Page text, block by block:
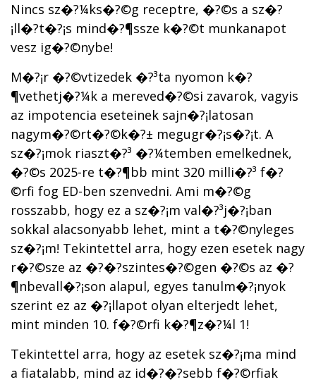
Nincs sz�?¼ks�?©g receptre, �?©s a sz�?
¡ll�?­t�?¡s mind�?¶ssze k�?©t munkanapot
vesz ig�?©nybe!
M�?¡r �?©vtizedek �?³ta nyomon k�?
¶vethetj�?¼k a mereved�?©si zavarok, vagyis
az impotencia eseteinek sajn�?¡latosan
nagym�?©rt�?©k�?± megugr�?¡s�?¡t. A
sz�?¡mok riaszt�?³ �?¼temben emelkednek,
�?©s 2025-re t�?¶bb mint 320 milli�?³ f�?
©rfi fog ED-ben szenvedni. Ami m�?©g
rosszabb, hogy ez a sz�?¡m val�?³j�?¡ban
sokkal alacsonyabb lehet, mint a t�?©nyleges
sz�?¡m! Tekintettel arra, hogy ezen esetek nagy
r�?©sze az �?�?szintes�?©gen �?©s az �?
¶nbevall�?¡son alapul, egyes tanulm�?¡nyok
szerint ez az �?¡llapot olyan elterjedt lehet,
mint minden 10. f�?©rfi k�?¶z�?¼l 1!
Tekintettel arra, hogy az esetek sz�?¡ma mind
a fiatalabb, mind az id�?�?sebb f�?©rfiak